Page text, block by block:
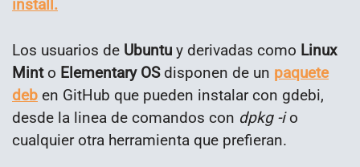
install.
Los usuarios de Ubuntu y derivadas como Linux
Minto Elementary OSdisponen de un paquete
deb en GitHub que pueden instalar con gdebi,
desde la linea de comandos con dpkg -io
cualquier otra herramienta que prefieran.